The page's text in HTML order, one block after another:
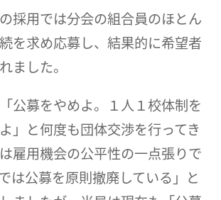
採用では分会の組合員のほとん
を求め応募し、結果的に希望者
ました。
公募をやめよ。１人１校体制を
」と何度も団体交渉を行ってき
雇用機会の公平性の一点張りで
は公募を原則撤廃している」と